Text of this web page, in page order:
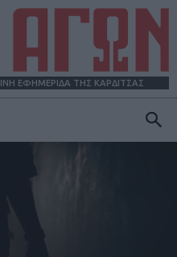
ΕΦΗΜΕΡΙΔΑ ΤΗΣ ΚΑΡΔΙΤΣΑΣ